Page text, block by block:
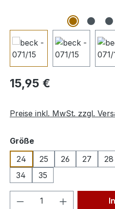
Regulärer Preis:
15,95 €
Preise inkl. MwSt. zzgl.
Größeauswählen
24
25 26 27 28
34
35
Produkt Anzahl: